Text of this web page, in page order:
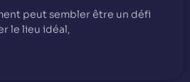
peut sembler être un défi
le lieu idéal,